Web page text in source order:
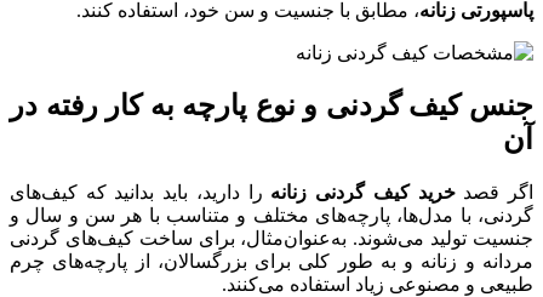
پاسپورتی زنانه، مطابق با جنسیت و سن خود، استفاده کنند.
جنس کیف گردنی و نوع پارچه به کار رفته در
آن
اگر قصد خرید کیف گردنی زنانه را دارید، باید بدانید که کیف‌های
گردنی، با مدل‌ها، پارچه‌های مختلف و متناسب با هر سن و سال و
جنسیت تولید می‌شوند. به‌عنوان‌مثال، برای ساخت کیف‌های گردنی
مردانه و زنانه و به طور کلی برای بزرگسالان، از پارچه‌های چرم
طبیعی و مصنوعی زیاد استفاده می‌کنند.